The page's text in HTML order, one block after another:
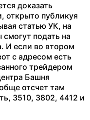
доказать
открыто публикуя
статью УК, на
подать на
И если во втором
с адресом есть
трейдером
Башня
отсчет там
3510, 3802, 4412 и